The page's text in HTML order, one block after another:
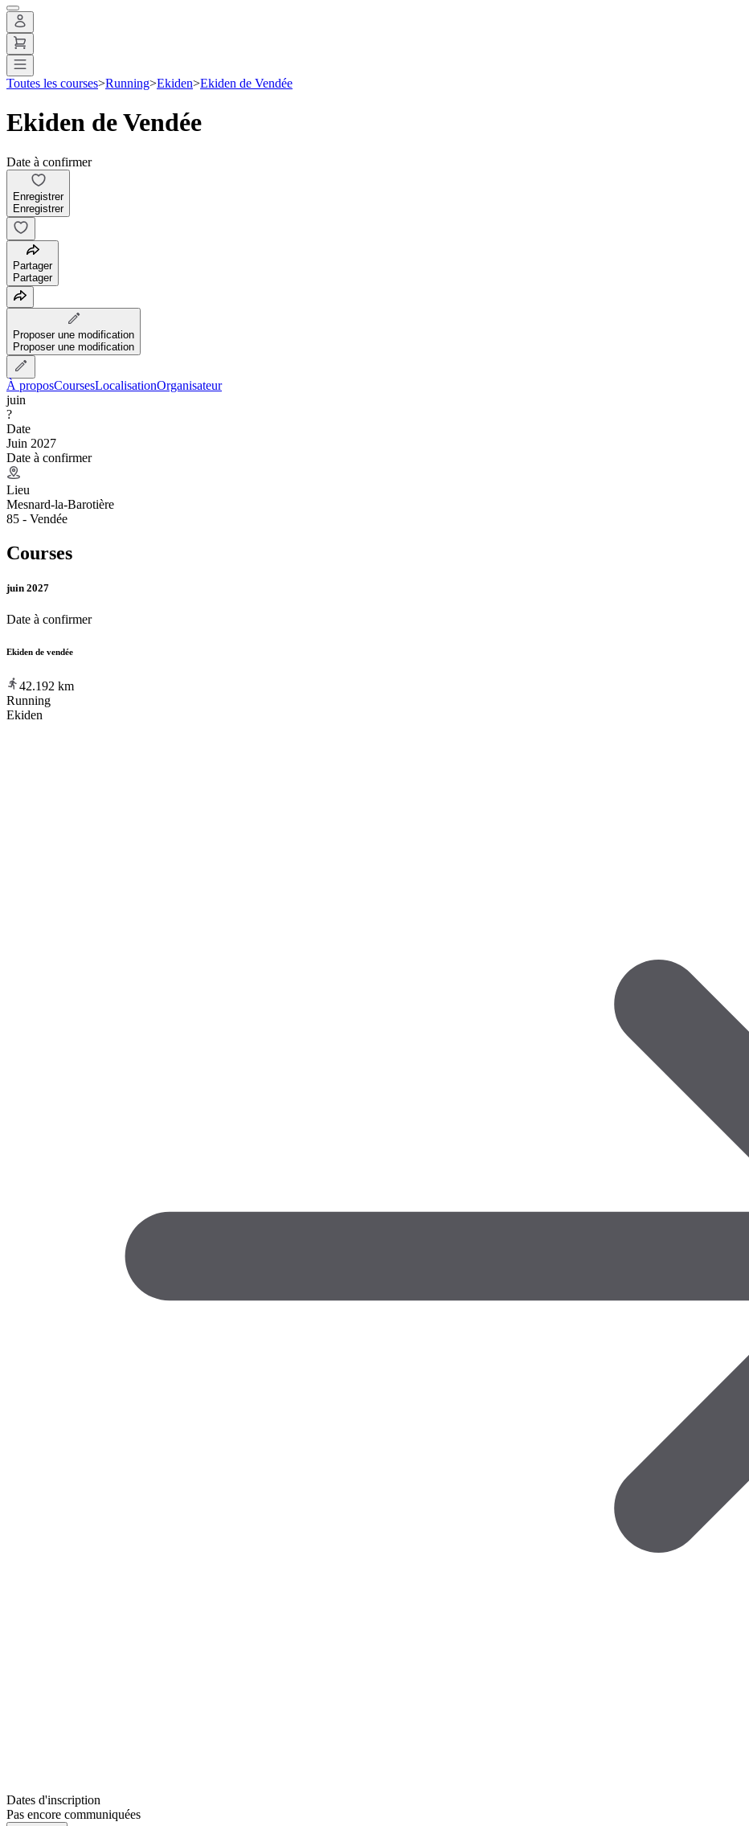
Toutes les courses>Running>Ekiden>Ekiden de Vendée
Ekiden de Vendée
Date à confirmer
Enregistrer
Enregistrer
Partager
Partager
Proposer une modification
Proposer une modification
À proposCoursesLocalisationOrganisateur
juin
?
Date
Juin 2027
Date à confirmer
Lieu
Mesnard-la-Barotière
85 - Vendée
Courses
juin 2027
Date à confirmer
Ekiden de vendée
42.192 km
Running
Ekiden
Dates d'inscription
Pas encore communiquées